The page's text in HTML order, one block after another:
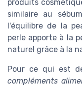
produits
similaire au
l'équilibre de la
perle apporte à la
naturel grâce à la
Pour ce qui est
compléments